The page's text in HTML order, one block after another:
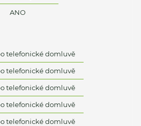
ANO
telefonické domluvě
telefonické domluvě
telefonické domluvě
telefonické domluvě
telefonické domluvě